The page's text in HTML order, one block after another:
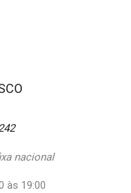
nacional
às 19:00